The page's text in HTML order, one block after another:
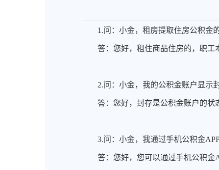
1.问： 小金，租房提取住房公积金
答： 您好，租住商品住房的，职工
2.问： 小金，我的公积金账户显示
答： 您好，封存是公积金账户的状
3.问： 小金，我通过手机公积金
答： 您好，您可以通过手机公积金